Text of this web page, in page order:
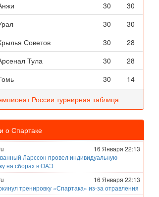
30
30
30
30
Советов 30
28
Тула 30
28
30 14
России турнирная таблица
о Спартаке
16 Января 22:13
Ларссон провел индивидуальную
на сборах в ОАЭ
16 Января 22:13
тренировку «Спартака» из-за отравления